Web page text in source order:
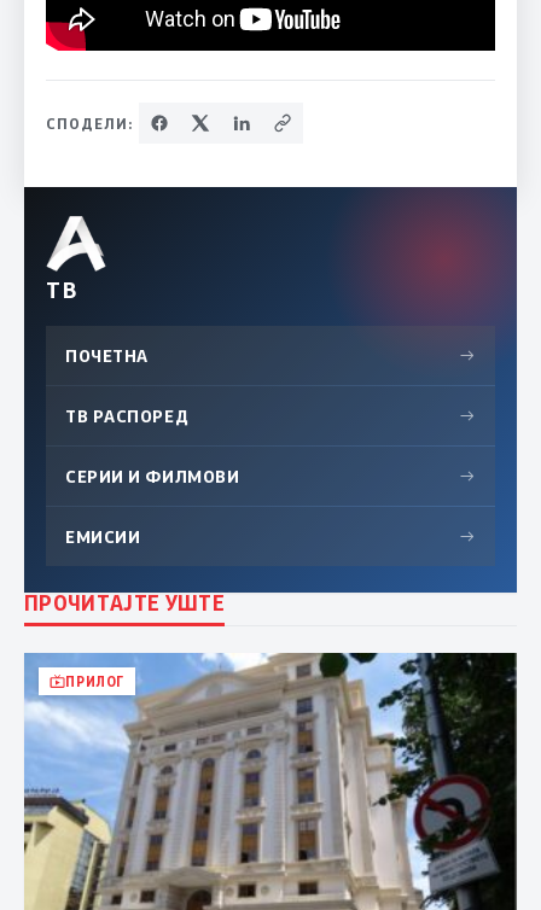
СПОДЕЛИ:
ТВ
ПОЧЕТНА →
ТВ РАСПОРЕД →
СЕРИИ И ФИЛМОВИ →
ЕМИСИИ →
ПРОЧИТАЈТЕ УШТЕ
ПРИЛОГ